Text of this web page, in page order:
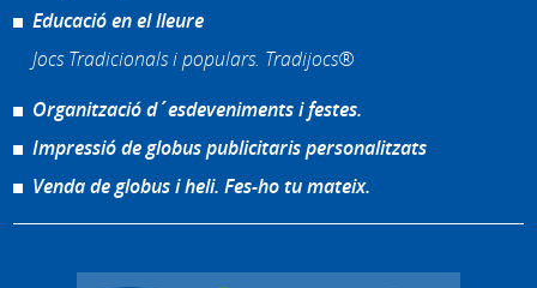
Educació en el lleure
Jocs Tradicionals i populars. Tradijocs®
Organització d´esdeveniments i festes.
Impressió de globus publicitaris personalitzats
Venda de globus i heli. Fes-ho tu mateix.